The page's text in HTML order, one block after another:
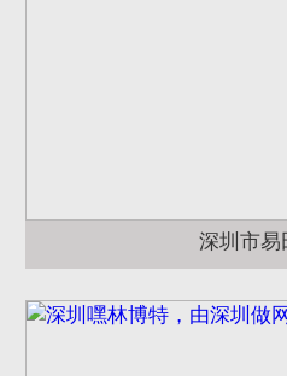
深圳市易